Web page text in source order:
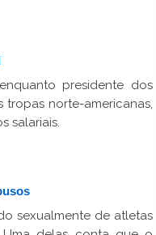
presidente dos
tropas norte-americanas,
salariais.
sexualmente de atletas